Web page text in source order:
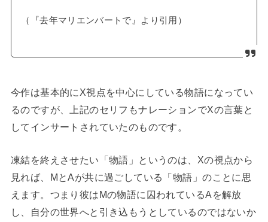
（『去年マリエンバートで』より引用）
今作は基本的にX視点を中心にしている物語になってい
るのですが、上記のセリフもナレーションでXの言葉と
してインサートされていたのものです。
凍結を終えさせたい「物語」というのは、Xの視点から
見れば、MとAが共に過ごしている「物語」のことに思
えます。つまり彼はMの物語に囚われているAを解放
し、自分の世界へと引き込もうとしているのではないか